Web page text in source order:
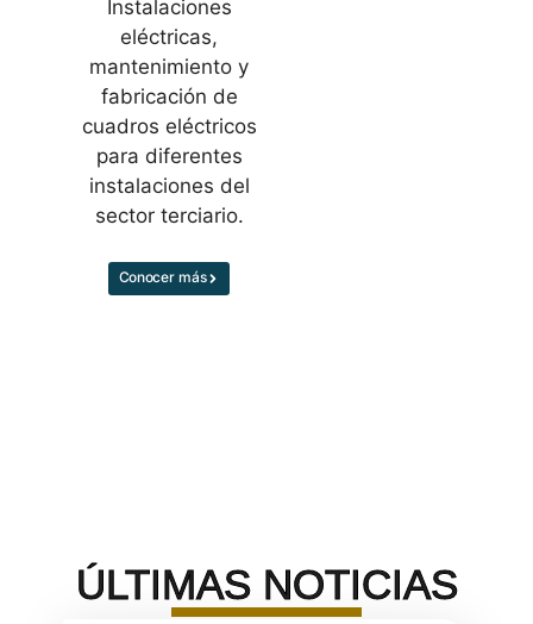
Instalaciones
eléctricas,
mantenimiento y
fabricación de
cuadros eléctricos
para diferentes
instalaciones del
sector terciario.
Conocer más
ÚLTIMAS NOTICIAS